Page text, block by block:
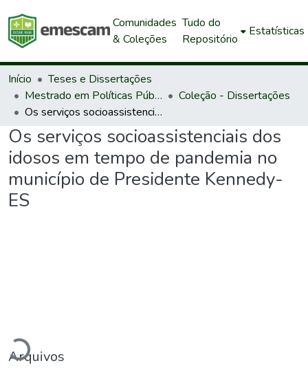
Comunidades
& Coleções
Tudo do
Repositório
Estatísticas
Início
Teses e Dissertações
Mestrado em Políticas Públicas e Desenvolvimento Local
Coleção - Dissertações
Os serviços socioassistenciais dos idosos em tempo de pandemia no município de Presidente Kennedy-ES
Os serviços socioassistenciais dos
idosos em tempo de pandemia no
município de Presidente Kennedy-
ES
Arquivos